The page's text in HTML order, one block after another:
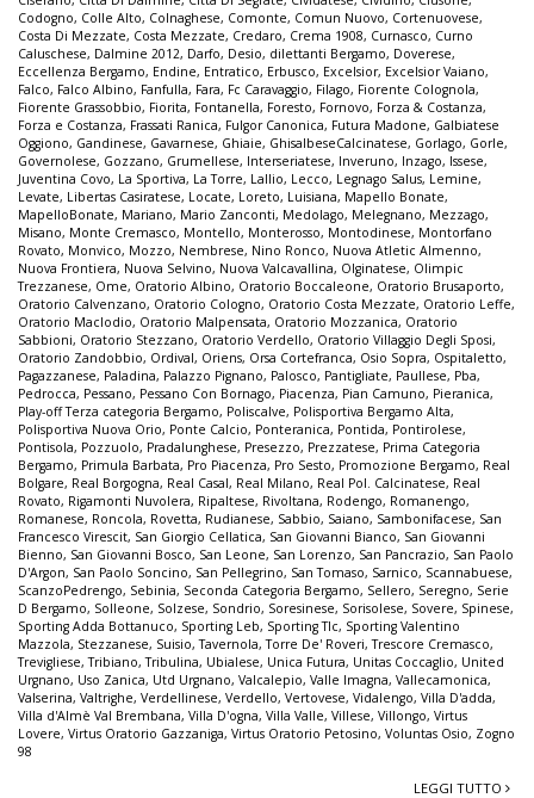
Codogno, Colle Alto, Colnaghese, Comonte, Comun Nuovo, Cortenuovese,
Costa Di Mezzate, Costa Mezzate, Credaro, Crema 1908, Curnasco, Curno
Caluschese, Dalmine 2012, Darfo, Desio, dilettanti Bergamo, Doverese,
Eccellenza Bergamo, Endine, Entratico, Erbusco, Excelsior, Excelsior Vaiano,
Falco, Falco Albino, Fanfulla, Fara, Fc Caravaggio, Filago, Fiorente Colognola,
Fiorente Grassobbio, Fiorita, Fontanella, Foresto, Fornovo, Forza & Costanza,
Forza e Costanza, Frassati Ranica, Fulgor Canonica, Futura Madone, Galbiatese
Oggiono, Gandinese, Gavarnese, Ghiaie, GhisalbeseCalcinatese, Gorlago, Gorle,
Governolese, Gozzano, Grumellese, Interseriatese, Inveruno, Inzago, Issese,
Juventina Covo, La Sportiva, La Torre, Lallio, Lecco, Legnago Salus, Lemine,
Levate, Libertas Casiratese, Locate, Loreto, Luisiana, Mapello Bonate,
MapelloBonate, Mariano, Mario Zanconti, Medolago, Melegnano, Mezzago,
Misano, Monte Cremasco, Montello, Monterosso, Montodinese, Montorfano
Rovato, Monvico, Mozzo, Nembrese, Nino Ronco, Nuova Atletic Almenno,
Nuova Frontiera, Nuova Selvino, Nuova Valcavallina, Olginatese, Olimpic
Trezzanese, Ome, Oratorio Albino, Oratorio Boccaleone, Oratorio Brusaporto,
Oratorio Calvenzano, Oratorio Cologno, Oratorio Costa Mezzate, Oratorio Leffe,
Oratorio Maclodio, Oratorio Malpensata, Oratorio Mozzanica, Oratorio
Sabbioni, Oratorio Stezzano, Oratorio Verdello, Oratorio Villaggio Degli Sposi,
Oratorio Zandobbio, Ordival, Oriens, Orsa Cortefranca, Osio Sopra, Ospitaletto,
Pagazzanese, Paladina, Palazzo Pignano, Palosco, Pantigliate, Paullese, Pba,
Pedrocca, Pessano, Pessano Con Bornago, Piacenza, Pian Camuno, Pieranica,
Play-off Terza categoria Bergamo, Poliscalve, Polisportiva Bergamo Alta,
Polisportiva Nuova Orio, Ponte Calcio, Ponteranica, Pontida, Pontirolese,
Pontisola, Pozzuolo, Pradalunghese, Presezzo, Prezzatese, Prima Categoria
Bergamo, Primula Barbata, Pro Piacenza, Pro Sesto, Promozione Bergamo, Real
Bolgare, Real Borgogna, Real Casal, Real Milano, Real Pol. Calcinatese, Real
Rovato, Rigamonti Nuvolera, Ripaltese, Rivoltana, Rodengo, Romanengo,
Romanese, Roncola, Rovetta, Rudianese, Sabbio, Saiano, Sambonifacese, San
Francesco Virescit, San Giorgio Cellatica, San Giovanni Bianco, San Giovanni
Bienno, San Giovanni Bosco, San Leone, San Lorenzo, San Pancrazio, San Paolo
D'Argon, San Paolo Soncino, San Pellegrino, San Tomaso, Sarnico, Scannabuese,
ScanzoPedrengo, Sebinia, Seconda Categoria Bergamo, Sellero, Seregno, Serie
D Bergamo, Solleone, Solzese, Sondrio, Soresinese, Sorisolese, Sovere, Spinese,
Sporting Adda Bottanuco, Sporting Leb, Sporting Tlc, Sporting Valentino
Mazzola, Stezzanese, Suisio,Tavernola,Torre De' Roveri,Trescore Cremasco,
Trevigliese,Tribiano,Tribulina, Ubialese, Unica Futura, Unitas Coccaglio, United
Urgnano, Uso Zanica, Utd Urgnano, Valcalepio, Valle Imagna, Vallecamonica,
Valserina, Valtrighe, Verdellinese, Verdello, Vertovese, Vidalengo, Villa D'adda,
Villa d'Almè Val Brembana, Villa D'ogna, Villa Valle, Villese, Villongo, Virtus
Lovere, Virtus Oratorio Gazzaniga, Virtus Oratorio Petosino, Voluntas Osio, Zogno
98
LEGGI TUTTO